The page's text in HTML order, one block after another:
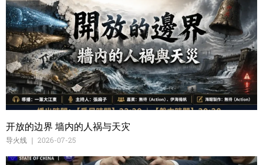
开放的边界 墙内的人祸与天灾
导火线 2026-07-25